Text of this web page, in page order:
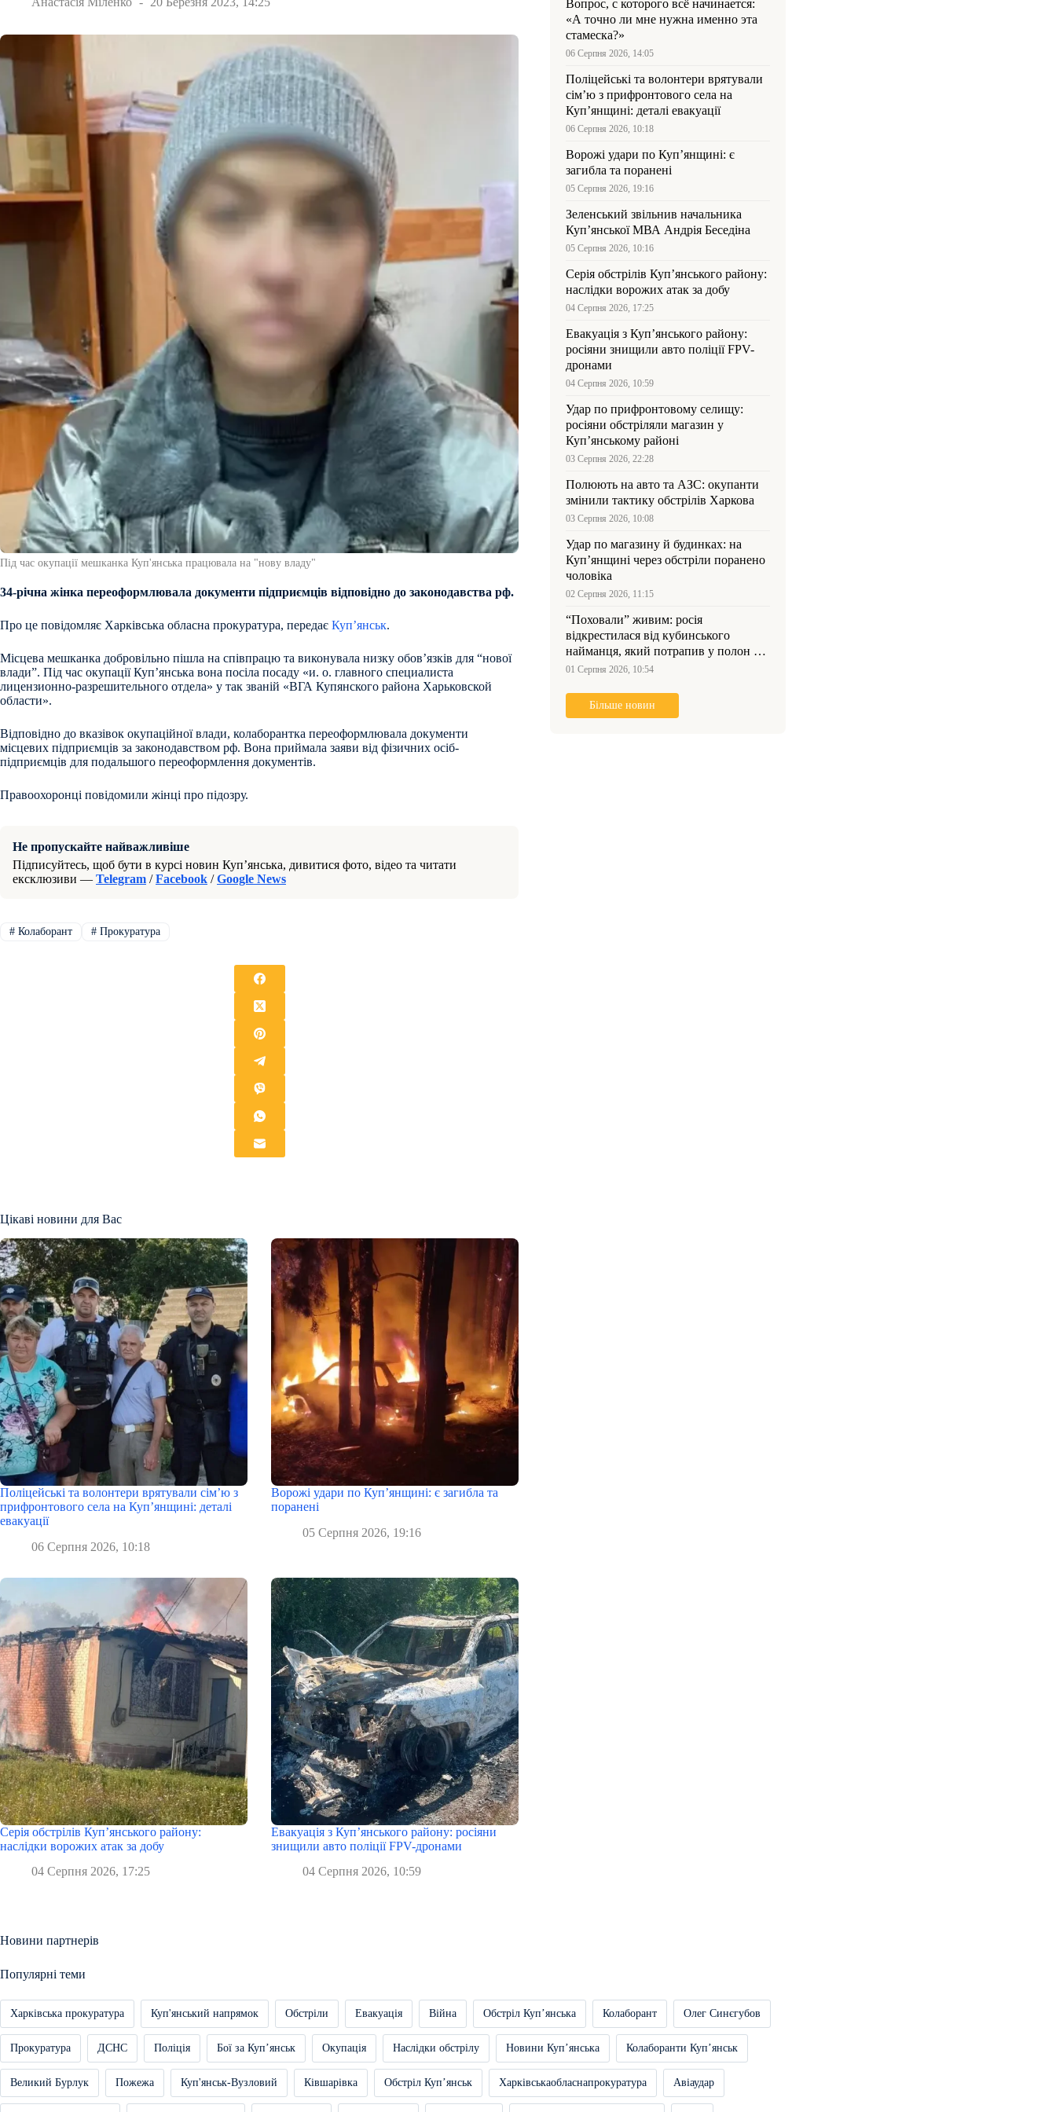
Під час окупації мешканка Куп'янська працювала на "нову владу"
34-річна жінка переоформлювала документи підприємців відповідно до законодавства рф.
Про це повідомляє Харківська обласна прокуратура, передає Куп’янськ.
Місцева мешканка добровільно пішла на співпрацю та виконувала низку обов’язків для “нової
влади”. Під час окупації Куп’янська вона посіла посаду «и. о. главного специалиста
лицензионно-разрешительного отдела» у так званій «ВГА Купянского района Харьковской
области».
Відповідно до вказівок окупаційної влади, колаборантка переоформлювала документи
місцевих підприємців за законодавством рф. Вона приймала заяви від фізичних осіб-
підприємців для подальшого переоформлення документів.
Правоохоронці повідомили жінці про підозру.
Не пропускайте найважливіше
Підписуйтесь, щоб бути в курсі новин Куп’янська, дивитися фото, відео та читати
ексклюзиви — Telegram /Facebook /Google News
#Колаборант #Прокуратура
Цікаві новини для Вас
Поліцейські та волонтери врятували сім’ю з
прифронтового села на Куп’янщині: деталі
евакуації
06 Серпня 2026, 10:18
Ворожі удари по Куп’янщині: є загибла та
поранені
05 Серпня 2026, 19:16
Серія обстрілів Куп’янського району:
наслідки ворожих атак за добу
04 Серпня 2026, 17:25
Евакуація з Куп’янського району: росіяни
знищили авто поліції FPV-дронами
04 Серпня 2026, 10:59
Новини партнерів
Вопрос, с которого всё начинается:
«А точно ли мне нужна именно эта
стамеска?»
06 Серпня 2026, 14:05
Поліцейські та волонтери врятували
сім’ю з прифронтового села на
Куп’янщині: деталі евакуації
06 Серпня 2026, 10:18
Ворожі удари по Куп’янщині: є
загибла та поранені
05 Серпня 2026, 19:16
Зеленський звільнив начальника
Купʼянської МВА Андрія Беседіна
05 Серпня 2026, 10:16
Серія обстрілів Куп’янського району:
наслідки ворожих атак за добу
04 Серпня 2026, 17:25
Евакуація з Куп’янського району:
росіяни знищили авто поліції FPV-
дронами
04 Серпня 2026, 10:59
Удар по прифронтовому селищу:
росіяни обстріляли магазин у
Куп’янському районі
03 Серпня 2026, 22:28
Полюють на авто та АЗС: окупанти
змінили тактику обстрілів Харкова
03 Серпня 2026, 10:08
Удар по магазину й будинках: на
Куп’янщині через обстріли поранено
чоловіка
02 Серпня 2026, 11:15
“Поховали” живим: росія
відкрестилася від кубинського
найманця, який потрапив у полон на
Куп’янщині
01 Серпня 2026, 10:54
Більше новин
Популярні теми
Харківська прокуратура Куп'янський напрямок Обстріли Евакуація Війна Обстріл Купʼянська Колаборант Олег Синєгубов
Прокуратура ДСНС Поліція Бої за Купʼянськ Окупація Наслідки обстрілу Новини Купʼянська Колаборанти Купʼянськ
Великий Бурлук Пожежа Куп'янськ-Вузловий Ківшарівка Обстріл Купʼянськ Харківськаобласнапрокуратура Авіаудар